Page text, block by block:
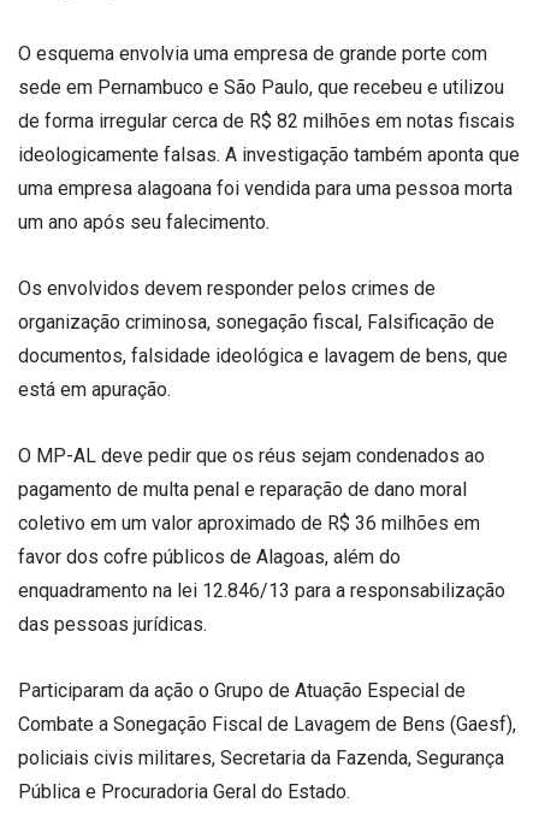
O esquema envolvia uma empresa de grande porte com
sede em Pernambuco e São Paulo, que recebeu e utilizou
de forma irregular cerca de R$ 82 milhões em notas fiscais
ideologicamente falsas. A investigação também aponta que
uma empresa alagoana foi vendida para uma pessoa morta
um ano após seu falecimento.
Os envolvidos devem responder pelos crimes de
organização criminosa, sonegação fiscal, Falsificação de
documentos, falsidade ideológica e lavagem de bens, que
está em apuração.
O MP-AL deve pedir que os réus sejam condenados ao
pagamento de multa penal e reparação de dano moral
coletivo em um valor aproximado de R$ 36 milhões em
favor dos cofre públicos de Alagoas, além do
enquadramento na lei 12.846/13 para a responsabilização
das pessoas jurídicas.
Participaram da ação o Grupo de Atuação Especial de
Combate a Sonegação Fiscal de Lavagem de Bens (Gaesf),
policiais civis militares, Secretaria da Fazenda, Segurança
Pública e Procuradoria Geral do Estado.